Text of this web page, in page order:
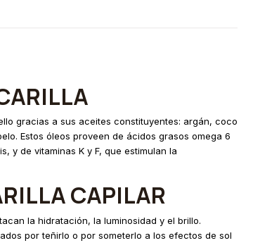
gracias a sus aceites constituyentes: argán, coco
Estos óleos proveen de ácidos grasos omega 6
y de vitaminas K y F, que estimulan la
CAPILAR
la hidratación, la luminosidad y el brillo.
por teñirlo o por someterlo a los efectos de sol